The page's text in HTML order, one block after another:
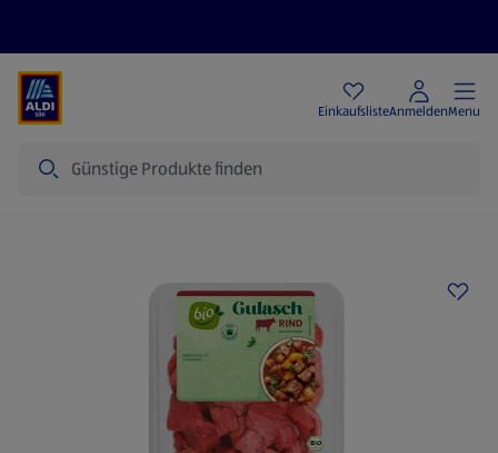
EinkaufslisteAnmeldenMenu